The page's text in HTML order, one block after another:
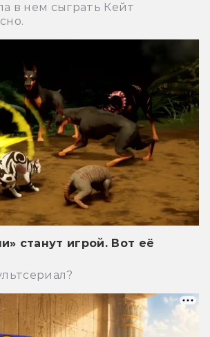
в нем сыграть Кейт
станут игрой. Вот её